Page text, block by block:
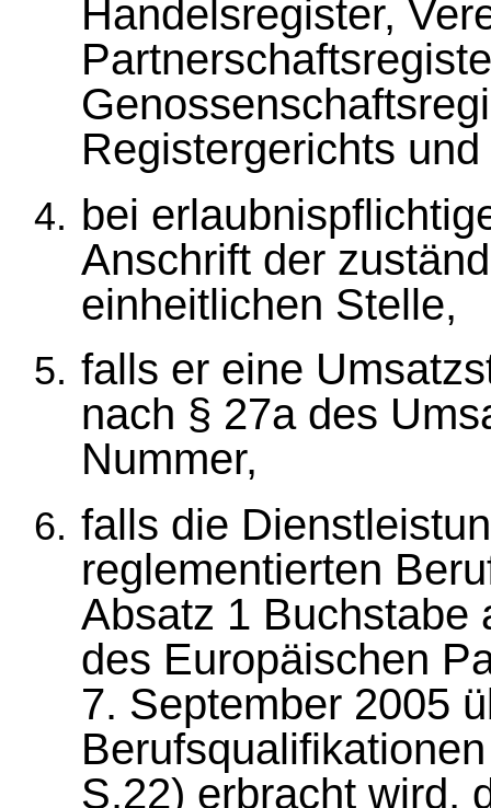
Handelsregister,
Registergerichts
bei
Anschrift der
einheitlichen Stelle,
falls er eine
nach § 27a des
Nummer,
falls die
reglementierten
Absatz 1 Buchstabe
des Europäischen
7. September 2005
S.22) erbracht wird,